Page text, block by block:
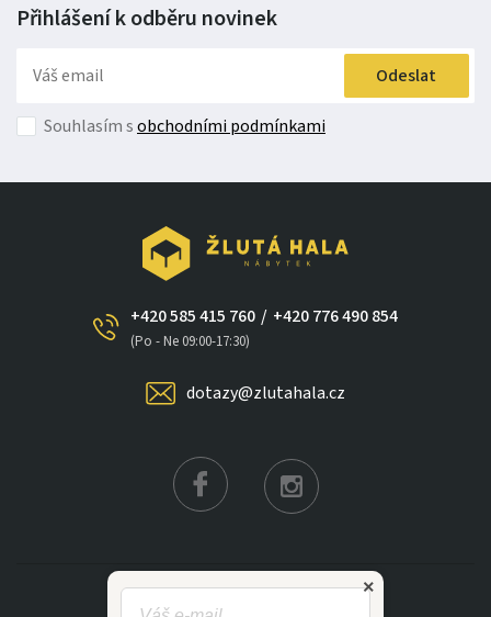
Přihlášení k odběru novinek
Odeslat
Souhlasím sobchodními podmínkami
+420 585 415 760
(Po - Ne 09:00-17:30)
/ +420 776 490 854
dotazy@zlutahala.cz
KATEGORIE ×